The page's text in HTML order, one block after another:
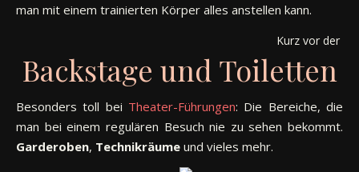
man mit einem trainierten Körper alles anstellen kann.
Kurz vor der
Backstage und Toiletten
Besonders toll bei Theater-Führungen: Die Bereiche, die
man bei einem regulären Besuch nie zu sehen bekommt.
Garderoben, Technikräume und vieles mehr.